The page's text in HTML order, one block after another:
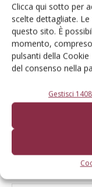
Clicca qui sotto per
scelte dettagliate.
questo sito. È
momento,
pulsanti della
del consenso nella
Gestisci